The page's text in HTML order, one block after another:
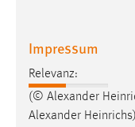
Impressum
Relevanz:
(© Alexander
Alexander